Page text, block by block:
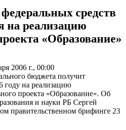
средств
на реализацию
«Образование»
2006 г., 00:00
бюджета получит
году на реализацию
проекта «Образование». Об
и науки РБ Сергей
правительственном брифинге 23